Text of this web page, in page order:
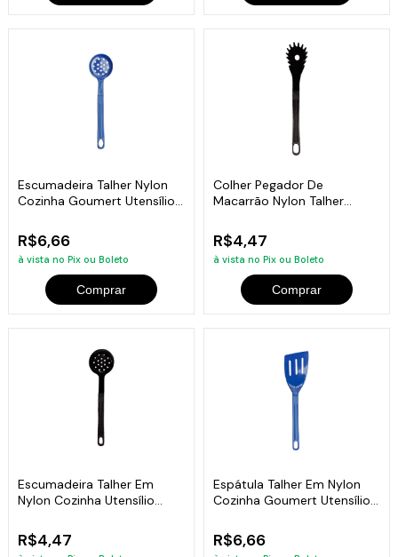
Escumadeira Talher Nylon
Cozinha Goumert Utensílio
R$6,66
à vista no Pix ou Boleto
Comprar
Colher Pegador De
Macarrão Nylon Talher
R$4,47
à vista no Pix ou Boleto
Comprar
Escumadeira Talher Em
Nylon Cozinha Utensílio
R$4,47
Espátula Talher Em Nylon
Cozinha Goumert Utensílio
R$6,66